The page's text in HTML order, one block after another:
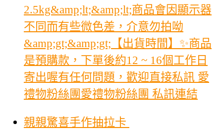
2.5kg&amp;lt;&amp;lt;商品會因顯示器
不同而有些微色差，介意勿拍呦
&amp;gt;&amp;gt;【出貨時間】✨商品
是預購款，下單後約12 ~ 16個工作日
寄出喔有任何問題，歡迎直接私訊 愛
禮物粉絲團愛禮物粉絲團 私訊連結
親親驚喜手作抽拉卡